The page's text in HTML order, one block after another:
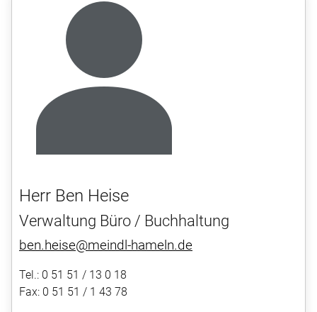
Herr Ben Heise
Verwaltung Büro / Buchhaltung
ben.heise@meindl-hameln.de
Tel.: 0 51 51 / 13 0 18
Fax: 0 51 51 / 1 43 78